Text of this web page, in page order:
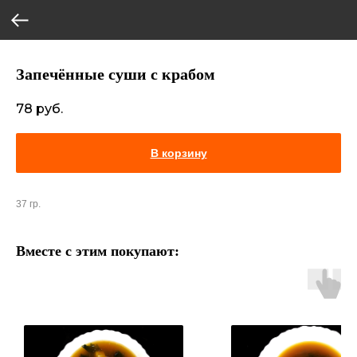
Запечённые суши с крабом
78 руб.
В корзину
37 гр.
Вместе с этим покупают: